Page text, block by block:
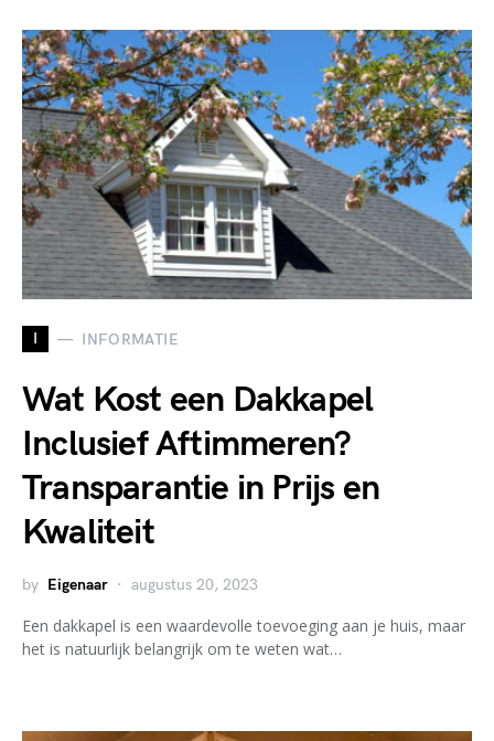
I INFORMATIE
Wat Kost een Dakkapel
Inclusief Aftimmeren?
Transparantie in Prijs en
Kwaliteit
by Eigenaar augustus 20, 2023
Een dakkapel is een waardevolle toevoeging aan je huis, maar
het is natuurlijk belangrijk om te weten wat…